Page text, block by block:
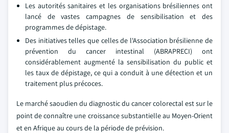
Les autorités sanitaires et les organisations brésiliennes ont
lancé de vastes campagnes de sensibilisation et des
programmes de dépistage.
Des initiatives telles que celles de l'Association brésilienne de
prévention du cancer intestinal (ABRAPRECI) ont
considérablement augmenté la sensibilisation du public et
les taux de dépistage, ce qui a conduit à une détection et un
traitement plus précoces.
Le marché saoudien du diagnostic du cancer colorectal est sur le
point de connaître une croissance substantielle au Moyen-Orient
et en Afrique au cours de la période de prévision.